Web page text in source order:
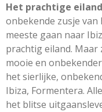
Het prachtige
onbekende zusje van
meeste gaan naar
prachtig eiland.
mooie en
het sierlijke,
Ibiza, Formentera.
het blitse